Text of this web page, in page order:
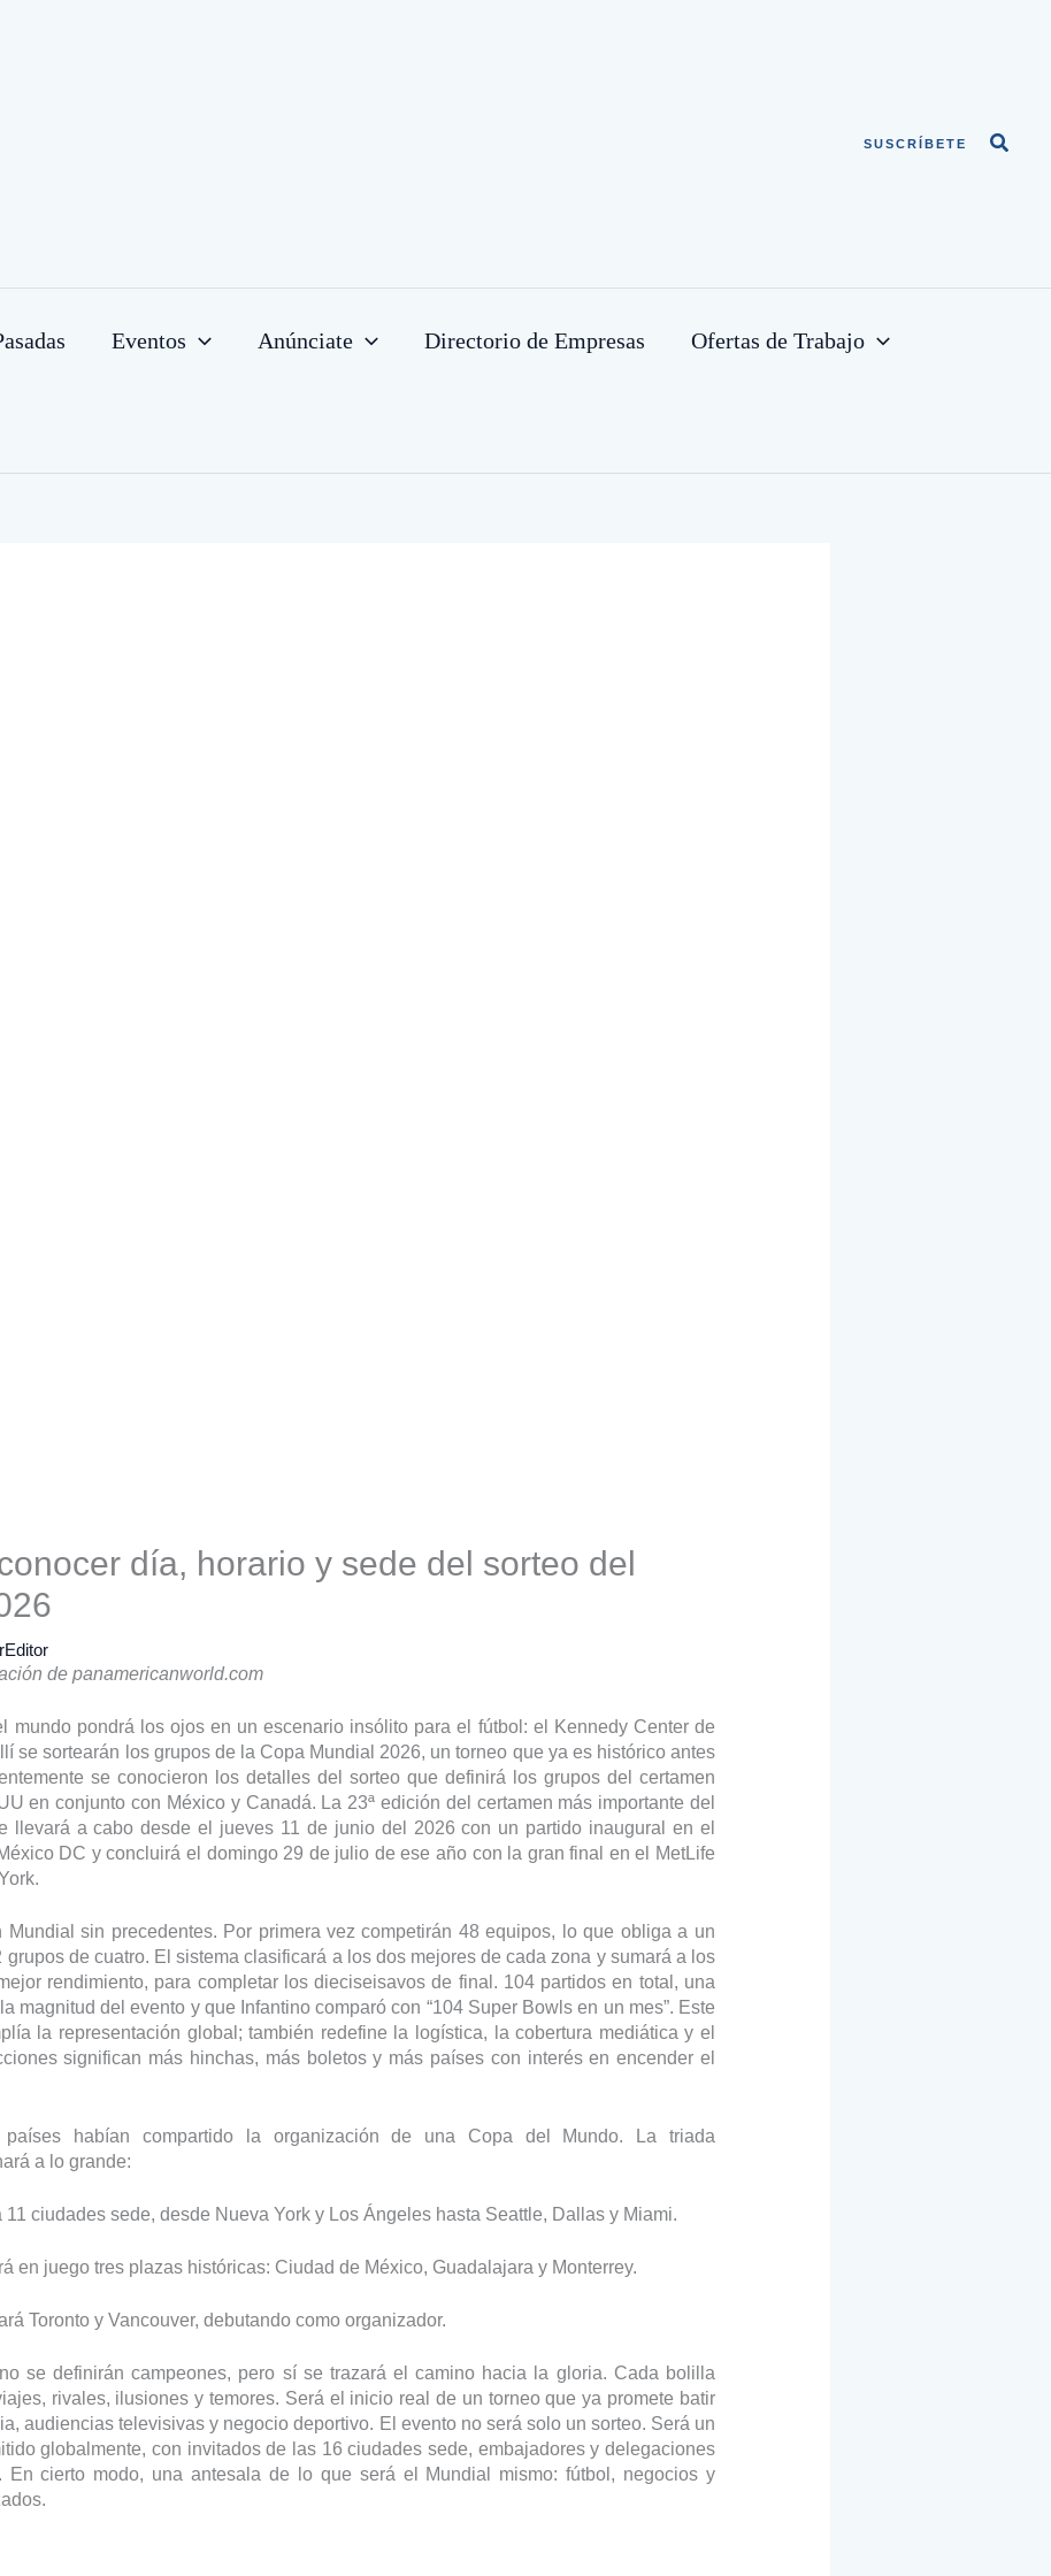
SUSCRÍBETE
Eventos Anúnciate Directorio de Empresas Ofertas de Trabajo
día, horario y sede del sorteo del
de panamericanworld.com
mundo pondrá los ojos en un escenario insólito para el fútbol: el Kennedy Center de
se sortearán los grupos de la Copa Mundial 2026, un torneo que ya es histórico antes
se conocieron los detalles del sorteo que definirá los grupos del certamen
en conjunto con México y Canadá. La 23ª edición del certamen más importante del
llevará a cabo desde el jueves 11 de junio del 2026 con un partido inaugural en el
DC y concluirá el domingo 29 de julio de ese año con la gran final en el MetLife
Mundial sin precedentes. Por primera vez competirán 48 equipos, lo que obliga a un
grupos de cuatro. El sistema clasificará a los dos mejores de cada zona y sumará a los
rendimiento, para completar los dieciseisavos de final. 104 partidos en total, una
magnitud del evento y que Infantino comparó con “104 Super Bowls en un mes”. Este
la representación global; también redefine la logística, la cobertura mediática y el
significan más hinchas, más boletos y más países con interés en encender el
países habían compartido la organización de una Copa del Mundo. La triada
a lo grande:
11 ciudades sede, desde Nueva York y Los Ángeles hasta Seattle, Dallas y Miami.
en juego tres plazas históricas: Ciudad de México, Guadalajara y Monterrey.
Toronto y Vancouver, debutando como organizador.
se definirán campeones, pero sí se trazará el camino hacia la gloria. Cada bolilla
rivales, ilusiones y temores. Será el inicio real de un torneo que ya promete batir
audiencias televisivas y negocio deportivo. El evento no será solo un sorteo. Será un
globalmente, con invitados de las 16 ciudades sede, embajadores y delegaciones
En cierto modo, una antesala de lo que será el Mundial mismo: fútbol, negocios y